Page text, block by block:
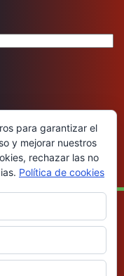
para garantizar el
y mejorar nuestros
rechazar las no
Política de cookies